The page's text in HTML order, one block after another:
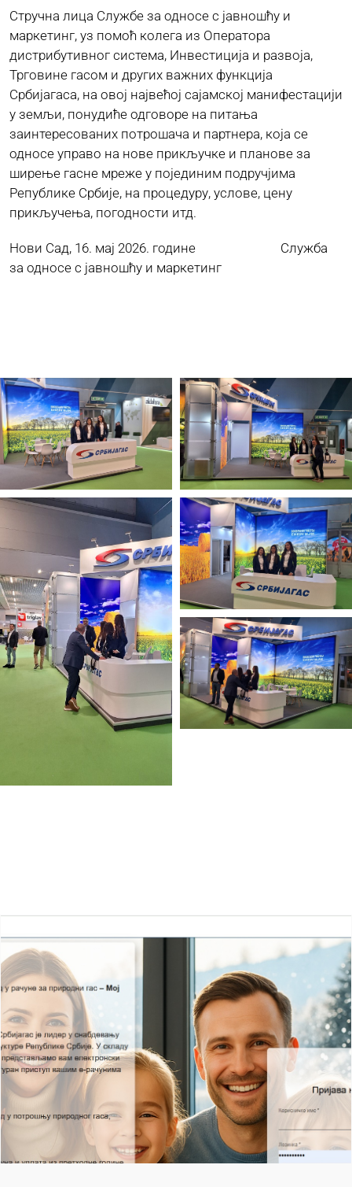
Стручна лица Службе за односе с јавношћу и
маркетинг, уз помоћ колега из Оператора
дистрибутивног система, Инвестиција и развоја,
Трговине гасом и других важних функција
Србијагаса, на овој највећој сајамској манифестацији
у земљи, понудиће одговоре на питања
заинтересованих потрошача и партнера, која се
односе управо на нове прикључке и планове за
ширење гасне мреже у појединим подручјима
Републике Србије, на процедуру, услове, цену
прикључења, погодности итд.
Нови Сад, 16. мај 2026. године Служба
за односе с јавношћу и маркетинг